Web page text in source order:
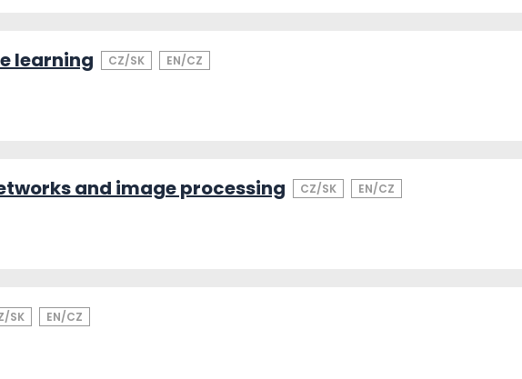
learning CZ/SK EN/CZ
and image processing CZ/SK EN/CZ
SK EN/CZ